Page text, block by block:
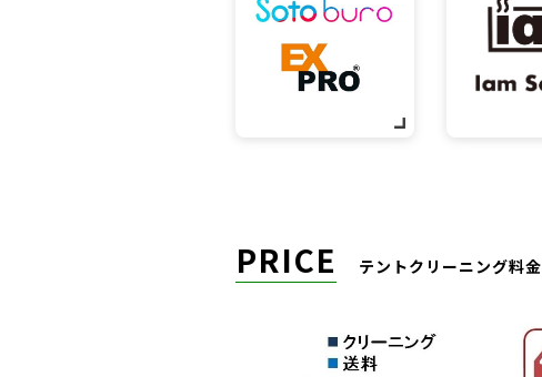
PRICE テントクリーニング料金